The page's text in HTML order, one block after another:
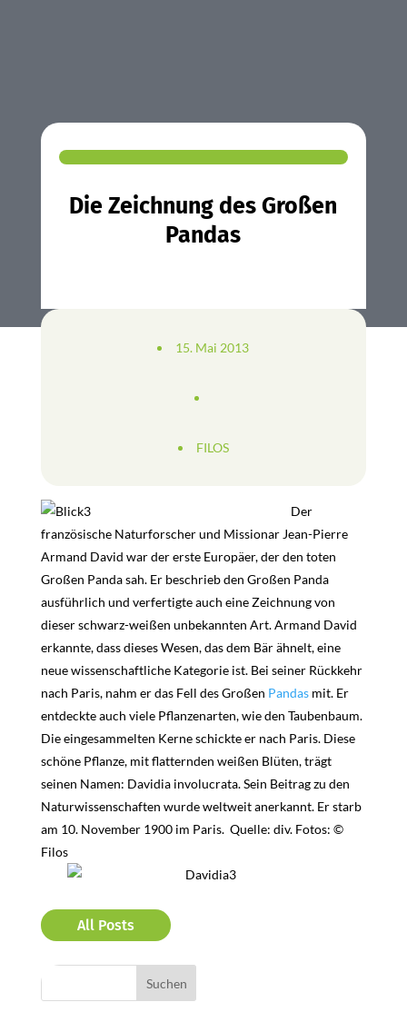
Die Zeichnung des Großen
Pandas
15. Mai 2013
FILOS
Der
französische Naturforscher und Missionar Jean-Pierre
Armand David war der erste Europäer, der den toten
Großen Panda sah. Er beschrieb den Großen Panda
ausführlich und verfertigte auch eine Zeichnung von
dieser schwarz-weißen unbekannten Art. Armand David
erkannte, dass dieses Wesen, das dem Bär ähnelt, eine
neue wissenschaftliche Kategorie ist. Bei seiner Rückkehr
nach Paris, nahm er das Fell des Großen Pandasmit.Er
entdeckte auch viele Pflanzenarten, wie den Taubenbaum.
Die eingesammelten Kerne schickte er nach Paris. Diese
schöne Pflanze, mit flatternden weißen Blüten, trägt
seinen Namen: Davidia involucrata. Sein Beitrag zu den
Naturwissenschaften wurde weltweit anerkannt. Er starb
am 10. November 1900 im Paris. Quelle: div. Fotos: ©
Filos
All Posts